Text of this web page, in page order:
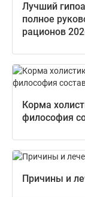
Лучший
полное
рационов
Корма
философия
Причины и